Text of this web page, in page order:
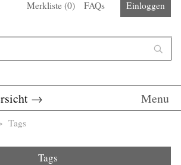
Merkliste (0) FAQs Einloggen
→ Menu
Tags
Tags